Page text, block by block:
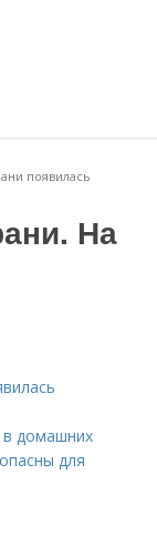
появилась
На
в домашних
для